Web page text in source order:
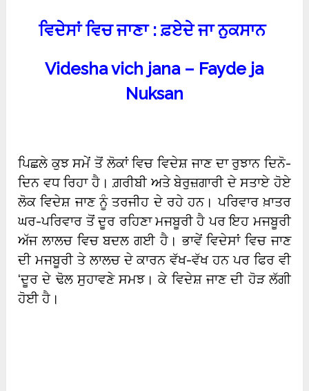
ਵਿਦੇਸਾਂ ਵਿਚ ਜਾਣਾ : ਫ਼ਏਦੇ ਜਾ ਨੁਕਸਾਨ
Videsha vich jana – Fayde ja
Nuksan
ਪਿਛਲੇ ਕੁਝ ਸਮੇਂ ਤੋਂ ਲੋਕਾਂ ਵਿਚ ਵਿਦੇਸ਼ ਜਾਣ ਦਾ ਰੁਝਾਨ ਦਿਨੋ-
ਦਿਨ ਵਧ ਰਿਹਾ ਹੈ। ਗ਼ਰੀਬੀ ਅਤੇ ਬੇਰੁਜ਼ਗਾਰੀ ਦੇ ਸਤਾਏ ਹੋਏ
ਲੋਕ ਵਿਦੇਸ਼ ਜਾਣ ਨੂੰ ਤਰਜੀਹ ਦੇ ਰਹੇ ਹਨ। ਪਰਿਵਾਰ ਖ਼ਾਤਰ
ਘਰ-ਪਰਿਵਾਰ ਤੋਂ ਦੂਰ ਰਹਿਣਾ ਮਜਬੂਰੀ ਹੈ ਪਰ ਇਹ ਮਜਬੂਰੀ
ਅੱਜ ਲਾਲਚ ਵਿਚ ਬਦਲ ਗਈ ਹੈ। ਭਾਵੇਂ ਵਿਦੇਸਾਂ ਵਿਚ ਜਾਣ
ਦੀ ਮਜਬੂਰੀ ਤੇ ਲਾਲਚ ਦੇ ਕਾਰਨ ਵੱਖ-ਵੱਖ ਹਨ ਪਰ ਫਿਰ ਵੀ
‘ਦੂਰ ਦੇ ਢੋਲ ਸੁਹਾਵਣੇ ਸਮਝ। ਕੇ ਵਿਦੇਸ਼ ਜਾਣ ਦੀ ਹੋੜ ਲੱਗੀ
ਹੋਈ ਹੈ।